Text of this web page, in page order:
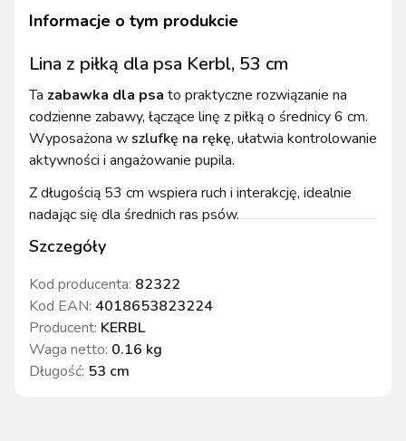
Szczegóły
Kod producenta: 82322
Kod EAN: 4018653823224
Producent: KERBL
Waga netto: 0.16 kg
Długość: 53 cm
Informacje o tym produkcie
Lina z piłką dla psa Kerbl, 53 cm
Ta zabawka dla psa to praktyczne rozwiązanie na
codzienne zabawy, łączące linę z piłką o średnicy 6 cm.
Wyposażona wszlufkę na rękę, ułatwia kontrolowanie
aktywności i angażowanie pupila.
Z długością 53 cm wspiera ruch i interakcję, idealnie
nadając się dla średnich ras psów.